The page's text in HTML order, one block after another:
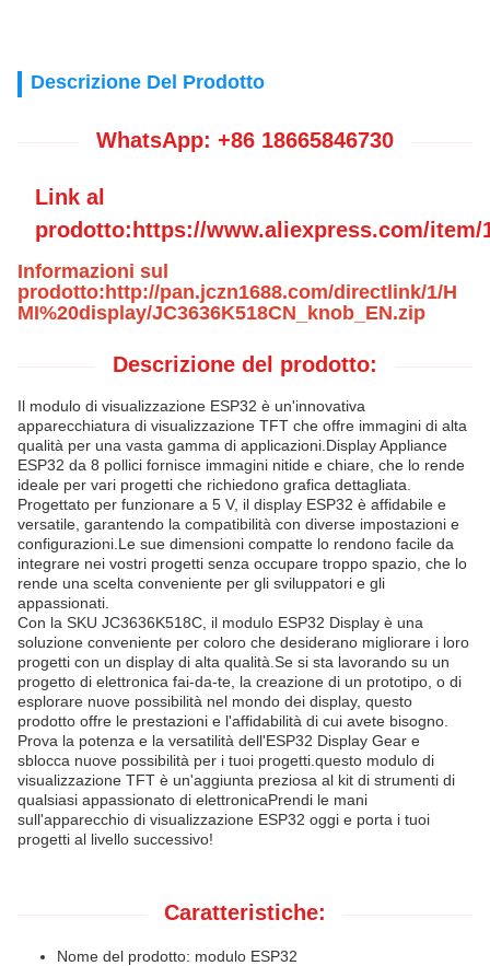
Descrizione Del Prodotto
WhatsApp: +86 18665846730
Link al
prodotto:https://www.aliexpress.com/item/
Informazioni sul
prodotto:http://pan.jczn1688.com/directlink/1/H
MI%20display/JC3636K518CN_knob_EN.zip
Descrizione del prodotto:
Il modulo di visualizzazione ESP32 è un'innovativa
apparecchiatura di visualizzazione TFT che offre immagini di alta
qualità per una vasta gamma di applicazioni.Display Appliance
ESP32 da 8 pollici fornisce immagini nitide e chiare, che lo rende
ideale per vari progetti che richiedono grafica dettagliata.
Progettato per funzionare a 5 V, il display ESP32 è affidabile e
versatile, garantendo la compatibilità con diverse impostazioni e
configurazioni.Le sue dimensioni compatte lo rendono facile da
integrare nei vostri progetti senza occupare troppo spazio, che lo
rende una scelta conveniente per gli sviluppatori e gli
appassionati.
Con la SKU JC3636K518C, il modulo ESP32 Display è una
soluzione conveniente per coloro che desiderano migliorare i loro
progetti con un display di alta qualità.Se si sta lavorando su un
progetto di elettronica fai-da-te, la creazione di un prototipo, o di
esplorare nuove possibilità nel mondo dei display, questo
prodotto offre le prestazioni e l'affidabilità di cui avete bisogno.
Prova la potenza e la versatilità dell'ESP32 Display Gear e
sblocca nuove possibilità per i tuoi progetti.questo modulo di
visualizzazione TFT è un'aggiunta preziosa al kit di strumenti di
qualsiasi appassionato di elettronicaPrendi le mani
sull'apparecchio di visualizzazione ESP32 oggi e porta i tuoi
progetti al livello successivo!
Caratteristiche:
Nome del prodotto: modulo ESP32